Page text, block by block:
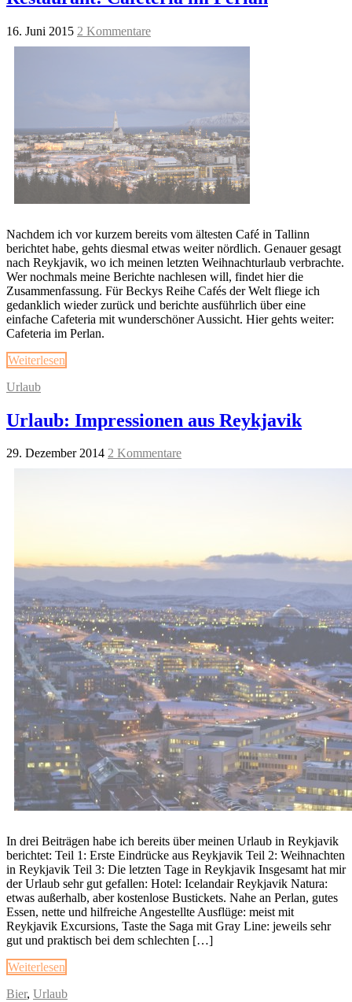
16. Juni 2015 2 Kommentare
Nachdem ich vor kurzem bereits vom ältesten Café in Tallinn
berichtet habe, gehts diesmal etwas weiter nördlich. Genauer gesagt
nach Reykjavik, wo ich meinen letzten Weihnachturlaub verbrachte.
Wer nochmals meine Berichte nachlesen will, findet hier die
Zusammenfassung. Für Beckys Reihe Cafés der Welt fliege ich
gedanklich wieder zurück und berichte ausführlich über eine
einfache Cafeteria mit wunderschöner Aussicht. Hier gehts weiter:
Cafeteria im Perlan.
Weiterlesen
Urlaub
Urlaub: Impressionen aus Reykjavik
29. Dezember 2014 2 Kommentare
In drei Beiträgen habe ich bereits über meinen Urlaub in Reykjavik
berichtet: Teil 1: Erste Eindrücke aus Reykjavik Teil 2: Weihnachten
in Reykjavik Teil 3: Die letzten Tage in Reykjavik Insgesamt hat mir
der Urlaub sehr gut gefallen: Hotel: Icelandair Reykjavik Natura:
etwas außerhalb, aber kostenlose Bustickets. Nahe an Perlan, gutes
Essen, nette und hilfreiche Angestellte Ausflüge: meist mit
Reykjavik Excursions, Taste the Saga mit Gray Line: jeweils sehr
gut und praktisch bei dem schlechten […]
Weiterlesen
Bier, Urlaub